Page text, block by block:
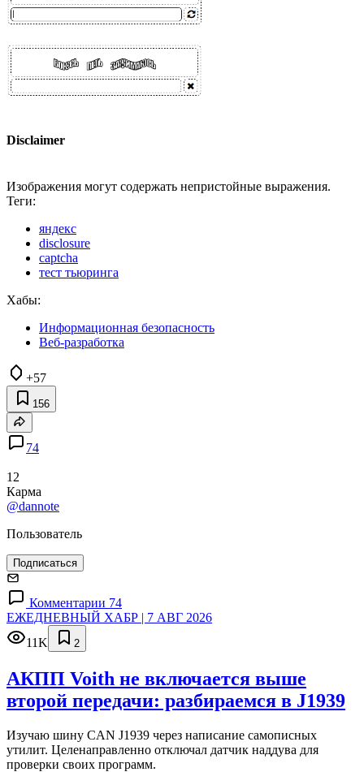
Disclaimer
Изображения могут содержать неприcтойные выражения.
Теги:
яндекс
disclosure
captcha
тест тьюринга
Хабы:
Информационная безопасность
Веб-разработка
+57
156
74
12
Карма
@dannote
Пользователь
Подписаться
Комментарии 74
ЕЖЕДНЕВНЫЙ ХАБР | 7 АВГ 2026
11K
2
АКПП Voith не включается выше
второй передачи: разбираемся в J1939
Изучаю шину CAN J1939 через написание самописных
утилит. Целенаправленно отключал датчик наддува для
проверки своих программ.